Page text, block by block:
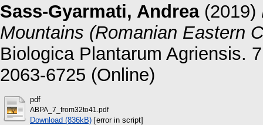
Sass-Gyarmati, Andrea(2019)
Mountains (Romanian Eastern
Biologica Plantarum Agriensis.
2063-6725 (Online)
pdf
ABPA_7_from32to41.pdf
Download (836kB) [error in script]